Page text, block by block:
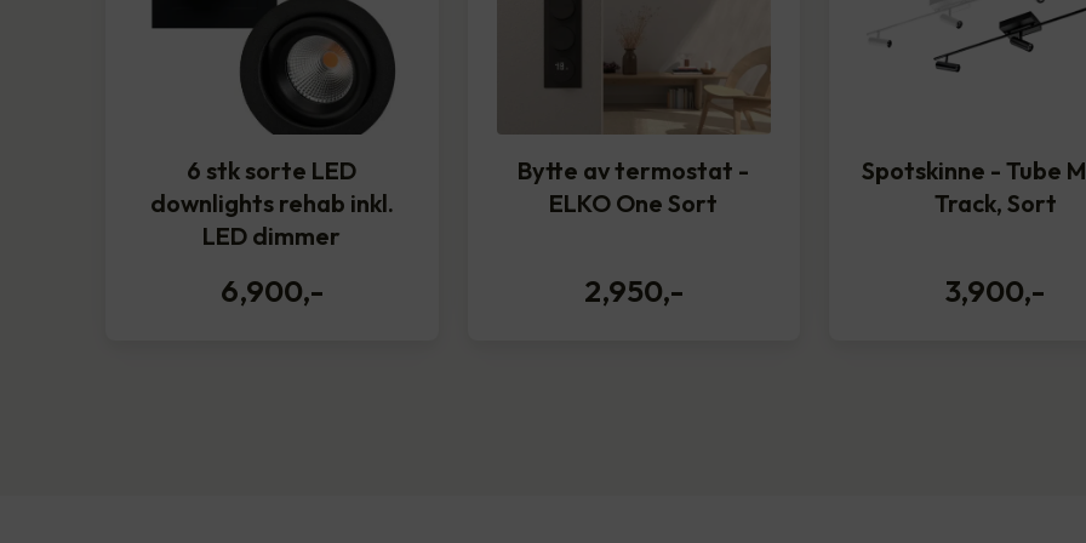
6 stk sorte LED
downlights rehab inkl.
LED dimmer
6,900,-
Bytte av termostat -
ELKO One Sort
2,950,-
Spotskinne - Tube
Track, Sort
3,900,-